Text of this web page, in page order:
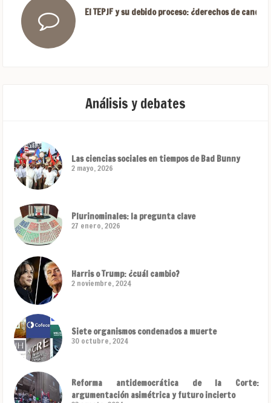
El TEPJF y su debido proceso: ¿derechos de
Análisis y debates
Las ciencias sociales en tiempos de Bad Bunny
2 mayo, 2026
Plurinominales: la pregunta clave
27 enero, 2026
Harris o Trump: ¿cuál cambio?
2 noviembre, 2024
Siete organismos condenados a muerte
30 octubre, 2024
Reforma antidemocrática de la Corte:
argumentación asimétrica y futuro incierto